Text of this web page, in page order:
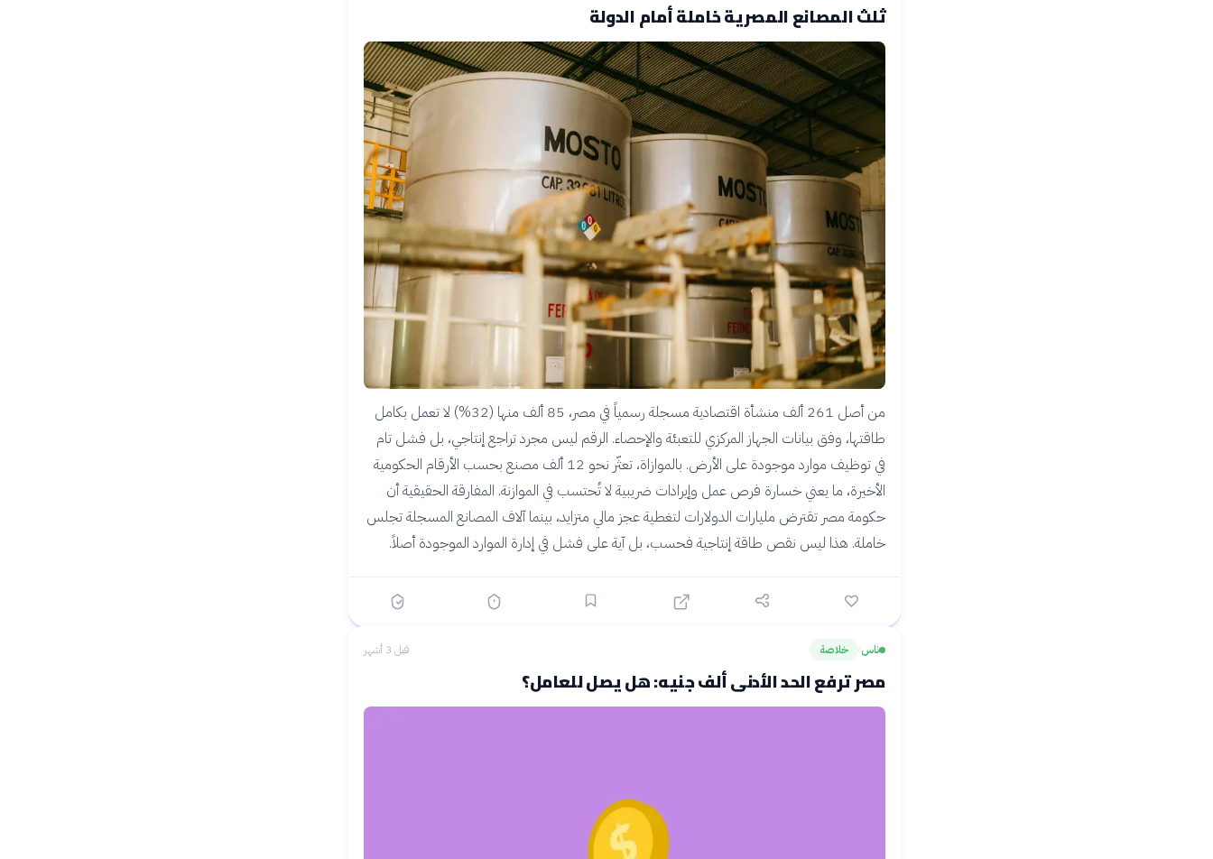
ثلث المصانع المصرية خاملة أمام الدولة
من أصل 261 ألف منشأة اقتصادية مسجلة رسمياً في مصر، 85 ألف منها (32%) لا تعمل بكامل
طاقتها، وفق بيانات الجهاز المركزي للتعبئة والإحصاء. الرقم ليس مجرد تراجع إنتاجي، بل فشل تام
في توظيف موارد موجودة على الأرض. بالموازاة، تعثّر نحو 12 ألف مصنع بحسب الأرقام الحكومية
الأخيرة، ما يعني خسارة فرص عمل وإيرادات ضريبية لا تُحتسب في الموازنة. المفارقة الحقيقية أن
حكومة مصر تقترض مليارات الدولارات لتغطية عجز مالي متزايد، بينما آلاف المصانع المسجلة تجلس
خاملة. هذا ليس نقص طاقة إنتاجية فحسب، بل آية على فشل في إدارة الموارد الموجودة أصلاً.
ناس› خلاصة قبل 3 أشهر
مصر ترفع الحد الأدنى ألف جنيه: هل يصل للعامل؟